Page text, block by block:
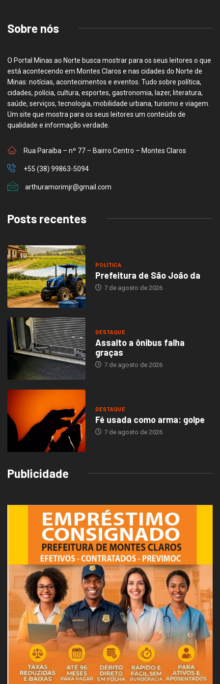
Sobre nós
O Portal Minas ao Norte busca mostrar para os seus leitores o que
está acontecendo em Montes Claros e nas cidades do Norte de
Minas: notícias, acontecimentos e eventos. Tudo sobre política,
cidades, polícia, cultura, esportes, gastronomia, lazer, literatura,
saúde, serviços, tecnologia, mobilidade urbana, turismo e viagem.
Um site que mostra para os seus leitores um conteúdo de
qualidade e informação verdade.
Rua Paraíba – nº 77 – Bairro Centro – Montes Claros
+55 (38) 99863-5094
arthuramorimjr@gmail.com
Posts recentes
POLÍTICA
Prefeitura de São João da
7 de agosto de 2026
DESTAQUE
Assalto a ônibus falha
graças
7 de agosto de 2026
DESTAQUE
Fé usada como arma: golpe
7 de agosto de 2026
Publicidade